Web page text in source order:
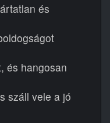
és
és hangosan
száll vele a jó